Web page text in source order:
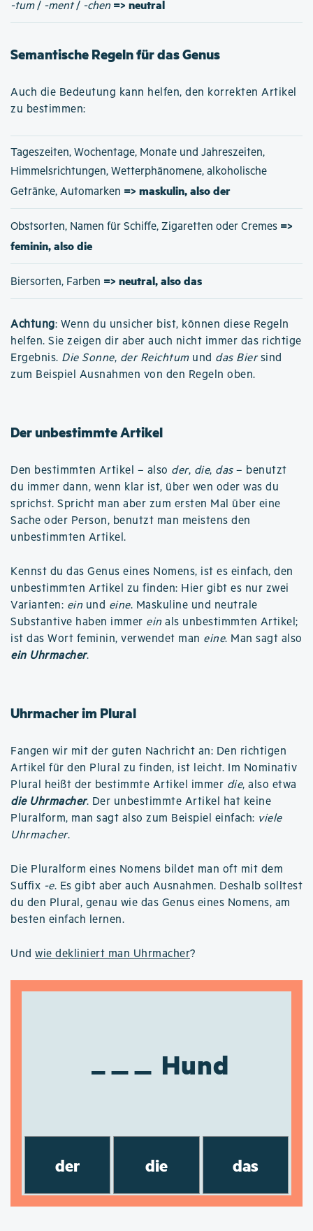
-tum/ -ment/ -chen => neutral
Semantische Regeln für das Genus
Auch die Bedeutung kann helfen, den korrekten Artikel
zu bestimmen:
Tageszeiten, Wochentage, Monate und Jahreszeiten,
Himmelsrichtungen, Wetterphänomene, alkoholische
Getränke, Automarken => maskulin, also der
Obstsorten, Namen für Schiffe, Zigaretten oder Cremes =>
feminin, also die
Biersorten, Farben => neutral, also das
Achtung: Wenn du unsicher bist, können diese Regeln
helfen. Sie zeigen dir aber auch nicht immer das richtige
Ergebnis. Die Sonne, der Reichtumund das Biersind
zum Beispiel Ausnahmen von den Regeln oben.
Der unbestimmte Artikel
Den bestimmten Artikel – also der, die, das– benutzt
du immer dann, wenn klar ist, über wen oder was du
sprichst. Spricht man aber zum ersten Mal über eine
Sache oder Person, benutzt man meistens den
unbestimmten Artikel.
Kennst du das Genus eines Nomens, ist es einfach, den
unbestimmten Artikel zu finden: Hier gibt es nur zwei
Varianten: ein und eine. Maskuline und neutrale
Substantive haben immer ein als unbestimmten Artikel;
ist das Wort feminin, verwendet man eine. Man sagt also
ein Uhrmacher.
Uhrmacher im Plural
Fangen wir mit der guten Nachricht an: Den richtigen
Artikel für den Plural zu finden, ist leicht. Im Nominativ
Plural heißt der bestimmte Artikel immer die, also etwa
die Uhrmacher. Der unbestimmte Artikel hat keine
Pluralform, man sagt also zum Beispiel einfach: viele
Uhrmacher.
Die Pluralform eines Nomens bildet man oft mit dem
Suffix -e. Es gibt aber auch Ausnahmen. Deshalb solltest
du den Plural, genau wie das Genus eines Nomens, am
besten einfach lernen.
Und wie dekliniert man Uhrmacher?
Hund
der die das